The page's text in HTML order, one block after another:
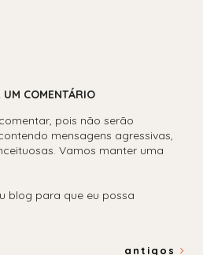
UM COMENTÁRIO
pois não serão
mensagens agressivas,
Vamos manter uma
blog para que eu possa
antigos